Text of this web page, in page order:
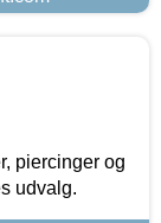
piercinger og
udvalg.